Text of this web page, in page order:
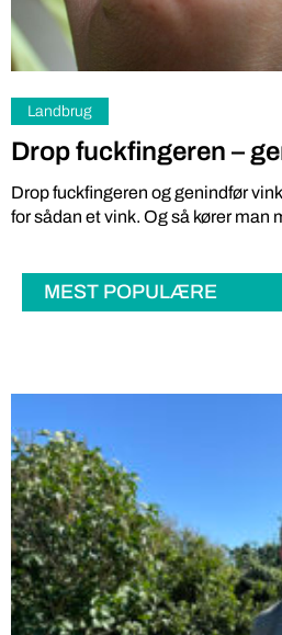
Landbrug
Drop fuckfingeren –
Drop fuckfingeren og genindfør
for sådan et vink. Og så kører man
MEST POPULÆRE